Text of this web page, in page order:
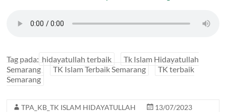
Tag pada: hidayatullah terbaik
Tk Islam Hidayatullah
Semarang
TK Islam Terbaik Semarang
TK terbaik
Semarang
TPA_KB_TK ISLAM HIDAYATULLAH
13/07/2023